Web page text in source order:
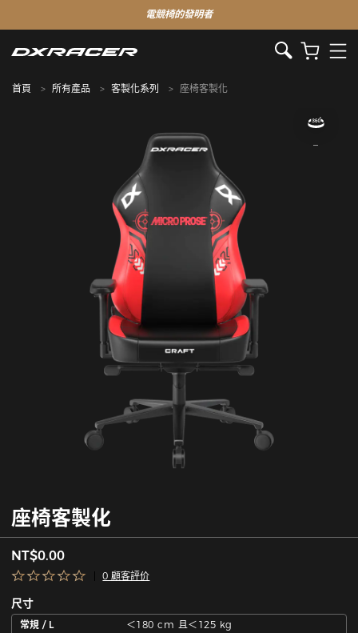
電競椅的發明者
首頁 所有產品 客製化系列 座椅客製化
座椅客製化
NT$0.00
0 顧客評价
尺寸
常規 / L
＜180 cm 且＜125 kg